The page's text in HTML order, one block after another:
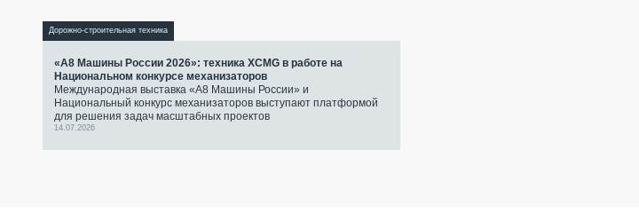
Дорожно-строительная техника
«А8 Машины России 2026»: техника XCMG в работе на
Национальном конкурсе механизаторов
Международная выставка «А8 Машины России» и
Национальный конкурс механизаторов выступают платформой
для решения задач масштабных проектов
14.07.2026